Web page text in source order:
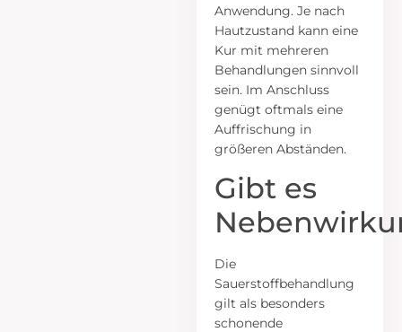
Anwendung. Je nach
Hautzustand kann eine
Kur mit mehreren
Behandlungen sinnvoll
sein. Im Anschluss
genügt oftmals eine
Auffrischung in
größeren Abständen.
Gibt es
Die
Sauerstoffbehandlung
gilt als besonders
schonende